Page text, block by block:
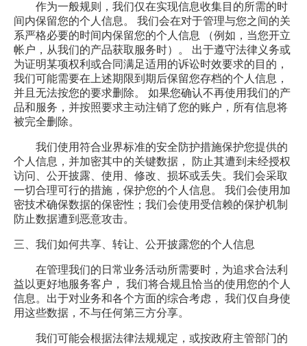
作为一般规则，我们仅在实现信息收集目的所需的时
间内保留您的个人信息。 我们会在对于管理与您之间的关
系严格必要的时间内保留您的个人信息 （例如，当您开立
帐户，从我们的产品获取服务时）。 出于遵守法律义务或
为证明某项权利或合同满足适用的诉讼时效要求的目的，
我们可能需要在上述期限到期后保留您存档的个人信息，
并且无法按您的要求删除。 如果您确认不再使用我们的产
品和服务，并按照要求主动注销了您的账户，所有信息将
被完全删除。
我们使用符合业界标准的安全防护措施保护您提供的
个人信息，并加密其中的关键数据， 防止其遭到未经授权
访问、公开披露、使用、修改、损坏或丢失。我们会采取
一切合理可行的措施，保护您的个人信息。 我们会使用加
密技术确保数据的保密性；我们会使用受信赖的保护机制
防止数据遭到恶意攻击。
三、我们如何共享、转让、公开披露您的个人信息
在管理我们的日常业务活动所需要时，为追求合法利
益以更好地服务客户， 我们将合规且恰当的使用您的个人
信息。出于对业务和各个方面的综合考虑， 我们仅自身使
用这些数据，不与任何第三方分享。
我们可能会根据法律法规规定，或按政府主管部门的